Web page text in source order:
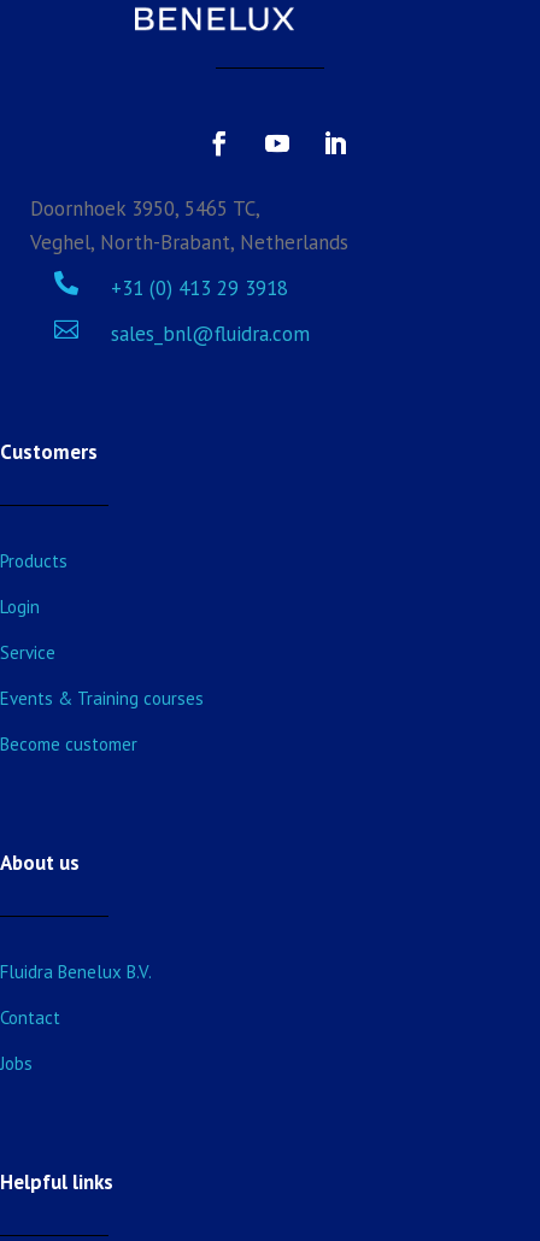
Doornhoek 3950, 5465 TC,
Veghel, North-Brabant, Netherlands
 +31 (0) 413 29 3918
 sales_bnl@fluidra.com
Customers
Products
Login
Service
Events & Training courses
Become customer
About us
Fluidra Benelux B.V.
Contact
Jobs
Helpful links